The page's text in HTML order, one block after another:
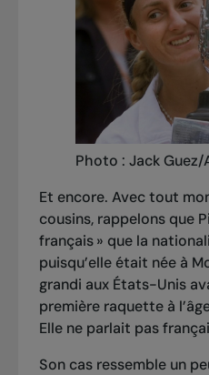
Photo : Jack Guez/
Et encore. Avec tout
cousins, rappelons que
français » que la
puisqu’elle était née à
grandi aux États-Unis
première raquette à
Elle ne parlait pas
Son cas ressemble un